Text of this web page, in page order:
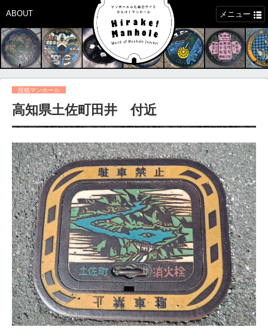
ABOUT メニュー
投稿マンホール
高知県土佐町田井 付近